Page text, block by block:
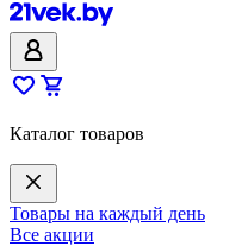
Каталог товаров
Товары на каждый день
Все акции